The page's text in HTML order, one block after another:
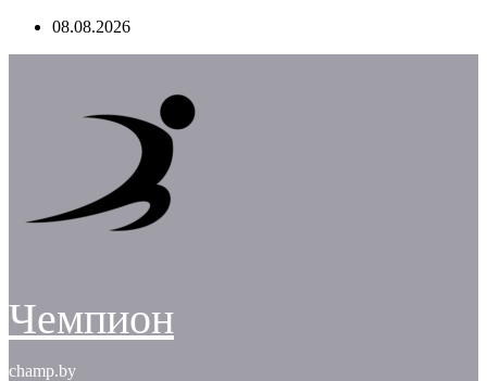
Перейти08.08.2026
Чемпион
champ.by